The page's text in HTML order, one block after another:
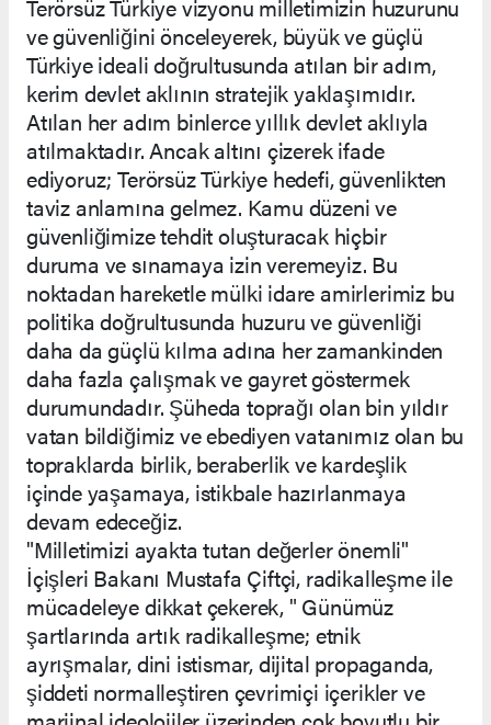
Terörsüz Türkiye vizyonu milletimizin huzurunu
ve güvenliğini önceleyerek, büyük ve güçlü
Türkiye ideali doğrultusunda atılan bir adım,
kerim devlet aklının stratejik yaklaşımıdır.
Atılan her adım binlerce yıllık devlet aklıyla
atılmaktadır. Ancak altını çizerek ifade
ediyoruz; Terörsüz Türkiye hedefi, güvenlikten
taviz anlamına gelmez. Kamu düzeni ve
güvenliğimize tehdit oluşturacak hiçbir
duruma ve sınamaya izin veremeyiz. Bu
noktadan hareketle mülki idare amirlerimiz bu
politika doğrultusunda huzuru ve güvenliği
daha da güçlü kılma adına her zamankinden
daha fazla çalışmak ve gayret göstermek
durumundadır. Şüheda toprağı olan bin yıldır
vatan bildiğimiz ve ebediyen vatanımız olan bu
topraklarda birlik, beraberlik ve kardeşlik
içinde yaşamaya, istikbale hazırlanmaya
devam edeceğiz.
"Milletimizi ayakta tutan değerler önemli"
İçişleri Bakanı Mustafa Çiftçi, radikalleşme ile
mücadeleye dikkat çekerek, " Günümüz
şartlarında artık radikalleşme; etnik
ayrışmalar, dini istismar, dijital propaganda,
şiddeti normalleştiren çevrimiçi içerikler ve